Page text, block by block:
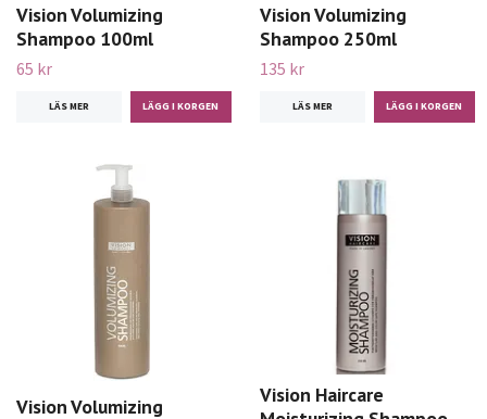
Vision Volumizing
Shampoo 100ml
65 kr
LÄS MER
Vision Volumizing
Shampoo 250ml
135 kr
LÄS MER
Vision Volumizing
Vision Haircare